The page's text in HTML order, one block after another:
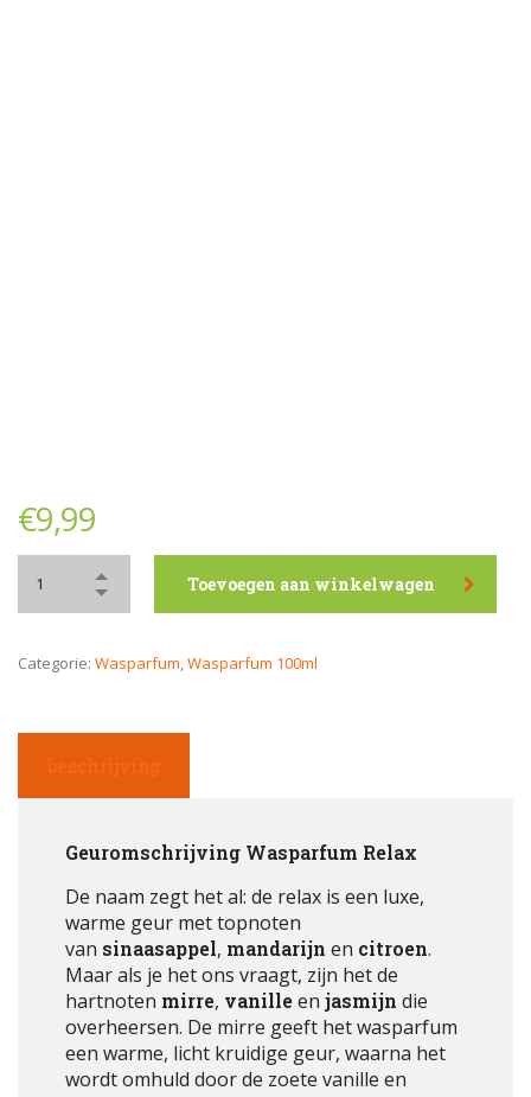
€9,99
Toevoegen aan winkelwagen
Categorie: Wasparfum,Wasparfum 100ml
Geuromschrijving Wasparfum Relax
De naam zegt het al: de relax is een luxe,
warme geur met topnoten
van sinaasappel, mandarijn en citroen.
Maar als je het ons vraagt, zijn het de
hartnoten mirre, vanilleen jasmijn die
overheersen. De mirre geeft het wasparfum
een warme, licht kruidige geur, waarna het
wordt omhuld door de zoete vanille en